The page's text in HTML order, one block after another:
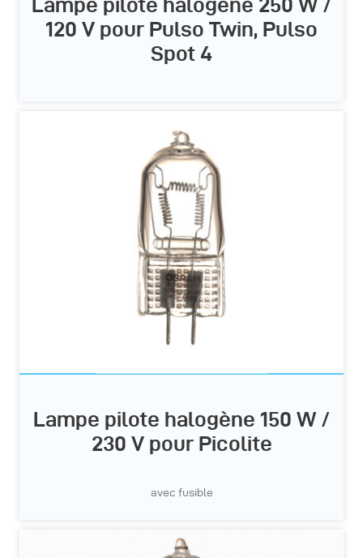
Lampe pilote halogène 250 W /
120 V pour Pulso Twin, Pulso
Spot 4
Lampe pilote halogène 150 W /
230 V pour Picolite
avec fusible